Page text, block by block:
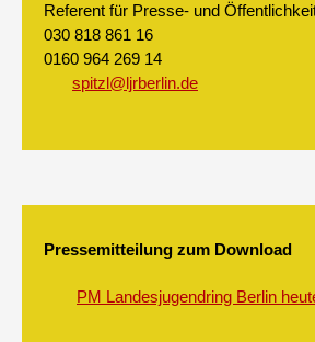
Referent für Presse- und
030 818 861 16
0160 964 269 14
spitzl@ljrberlin.de
Pressemitteilung zum Download
PM Landesjugendring Berlin